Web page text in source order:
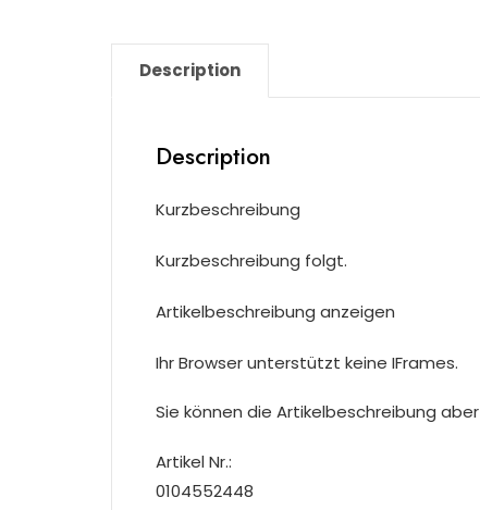
Description
Description
Kurzbeschreibung
Kurzbeschreibung folgt.
Artikelbeschreibung anzeigen
Ihr Browser unterstützt keine IFrames.
Sie können die Artikelbeschreibung
Artikel Nr.:
0104552448